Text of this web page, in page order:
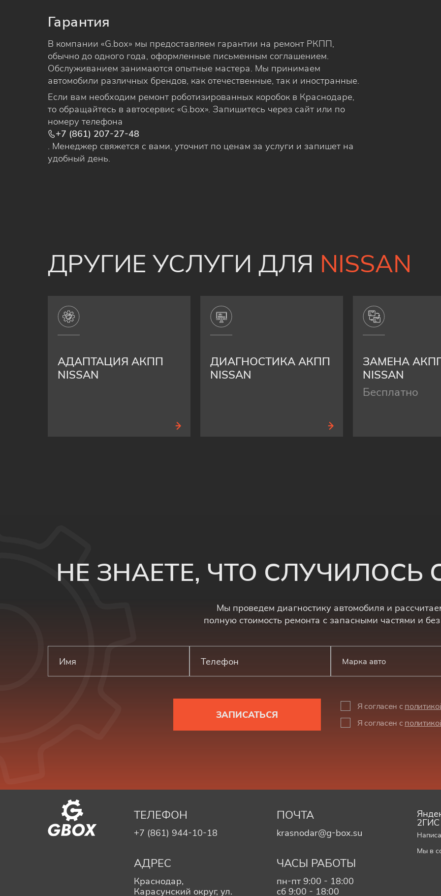
Гарантия
В компании «G.box» мы предоставляем гарантии на ремонт РКПП,
обычно до одного года, оформленные письменным соглашением.
Обслуживанием занимаются опытные мастера. Мы принимаем
автомобили различных брендов, как отечественные, так и иностранные.
Если вам необходим ремонт роботизированных коробок в Краснодаре,
то обращайтесь в автосервис «G.box». Запишитесь через сайт или по
номеру телефона
+7 (861) 207-27-48
. Менеджер свяжется с вами, уточнит по ценам за услуги и запишет на
удобный день.
ДРУГИЕ УСЛУГИ ДЛЯ NISSAN
АДАПТАЦИЯ АКПП
NISSAN
ДИАГНОСТИКА АКПП
NISSAN
ЗАМЕНА
NISSAN
Бесплатно
НЕ ЗНАЕТЕ, ЧТО
Мы проведем диагностику автомобиля и
полную стоимость ремонта с запасными частями и
Марка авто
ЗАПИСАТЬСЯ
Я согласен с
Я согласен с
ТЕЛЕФОН
+7 (861) 944-10-18
ПОЧТА
krasnodar@g-box.su
АДРЕС
Краснодар,
Карасунский округ, ул.
ЧАСЫ РАБОТЫ
пн-пт 9:00 - 18:00
сб 9:00 - 18:00
2ГИС
Мы в